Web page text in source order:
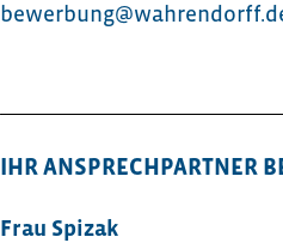
IHR ANSPRECHPARTNER
Frau Spizak